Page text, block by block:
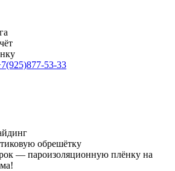
53-33
обрешётку
— пароизоляционную плёнку на